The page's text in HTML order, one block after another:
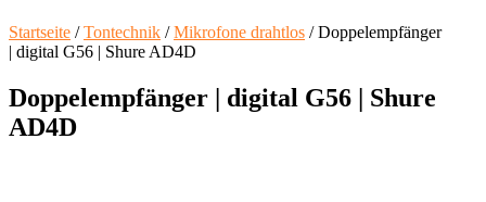
Startseite /Tontechnik /Mikrofone drahtlos / Doppelempfänger
| digital G56 | Shure AD4D
Doppelempfänger | digital G56 | Shure
AD4D